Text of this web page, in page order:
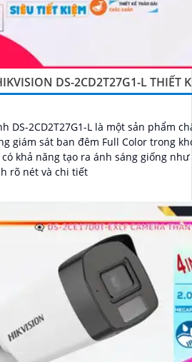
DS-2CD2T27G1-L THIẾT
DS-2CD2T27G1-L là một sản phẩm
giám sát ban đêm Full Color trong
rõ nét và chi tiết